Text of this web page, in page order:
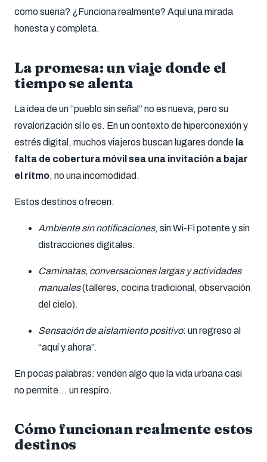
como suena? ¿Funciona realmente? Aquí una mirada
honesta y completa.
La promesa: un viaje donde el
tiempo se alenta
La idea de un “pueblo sin señal” no es nueva, pero su
revalorización sí lo es. En un contexto de hiperconexión y
estrés digital, muchos viajeros buscan lugares donde la
falta de cobertura móvil sea una invitación a bajar
el ritmo, no una incomodidad.
Estos destinos ofrecen:
Ambiente sin notificaciones, sin Wi-Fi potente y sin
distracciones digitales.
Caminatas, conversaciones largas y actividades
manuales(talleres, cocina tradicional, observación
del cielo).
Sensación de aislamiento positivo: un regreso al
“aquí y ahora”.
En pocas palabras: venden algo que la vida urbana casi
no permite… un respiro.
Cómo funcionan realmente estos
destinos